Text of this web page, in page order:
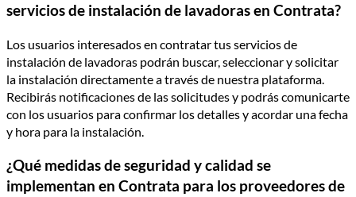
servicios de instalación de lavadoras en Contrata?
Los usuarios interesados en contratar tus servicios de
instalación de lavadoras podrán buscar, seleccionar y solicitar
la instalación directamente a través de nuestra plataforma.
Recibirás notificaciones de las solicitudes y podrás comunicarte
con los usuarios para confirmar los detalles y acordar una fecha
y hora para la instalación.
¿Qué medidas de seguridad y calidad se
implementan en Contrata para los proveedores de